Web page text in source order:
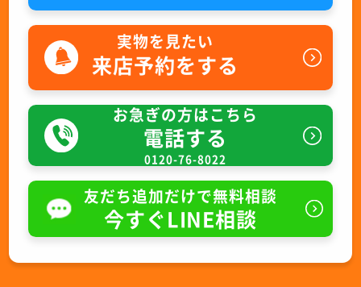
実物を見たい
来店予約をする
お急ぎの方はこちら
電話する
0120-76-8022
友だち追加だけで無料相談
今すぐLINE相談